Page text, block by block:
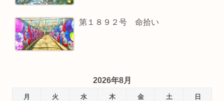
第１８９２号 命拾い
2026年8月
月 火 水 木 金 土
日